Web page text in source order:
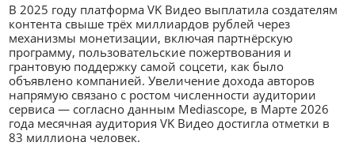
В 2025 году платформа VK Видео выплатила создателям
контента свыше трёх миллиардов рублей через
механизмы монетизации, включая партнёрскую
программу, пользовательские пожертвования и
грантовую поддержку самой соцсети, как было
объявлено компанией. Увеличение дохода авторов
напрямую связано с ростом численности аудитории
сервиса — согласно данным Mediascope, в Марте 2026
года месячная аудитория VK Видео достигла отметки в
83 миллиона человек.